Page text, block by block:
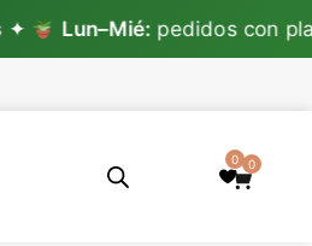
Lun–Mié:pedidos con planta
0 0